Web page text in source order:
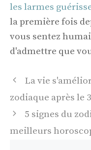
les larmes
la première fois
vous sentez
d'admettre que
Navigation
des
La vie
zodiaque après le
5 signes du
meilleurs